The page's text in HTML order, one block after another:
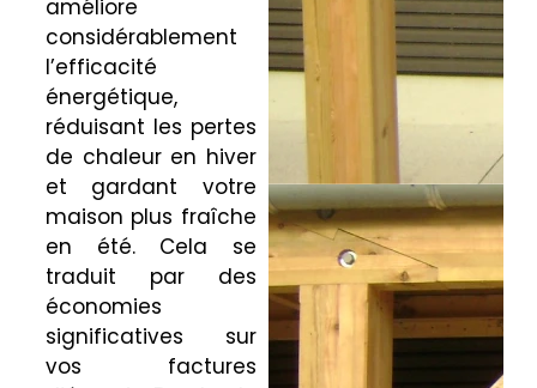
améliore
considérablement
l’efficacité
énergétique,
réduisant les pertes
de chaleur en hiver
et gardant votre
maison plus fraîche
en été. Cela se
traduit par des
économies
significatives sur
vos factures